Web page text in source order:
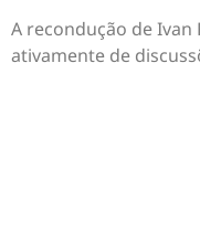
A recondução de
ativamente de